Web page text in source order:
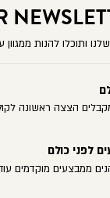
ותוכלו להנות
הצצה ראשונה
לפני כולם
ממבצעים מוקדמים